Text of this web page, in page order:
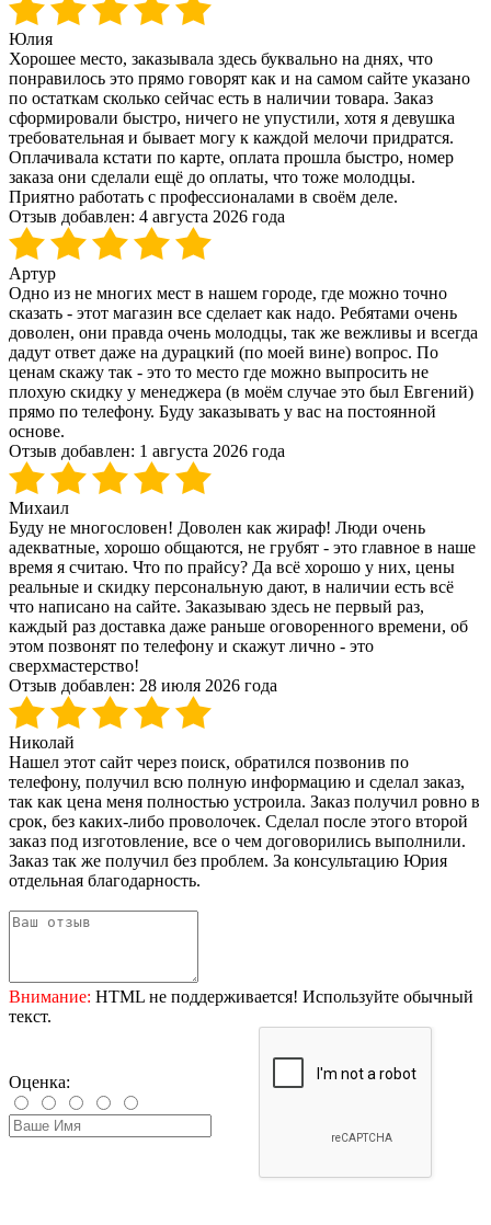
Юлия
Хорошее место, заказывала здесь буквально на днях, что
понравилось это прямо говорят как и на самом сайте указано
по остаткам сколько сейчас есть в наличии товара. Заказ
сформировали быстро, ничего не упустили, хотя я девушка
требовательная и бывает могу к каждой мелочи придратся.
Оплачивала кстати по карте, оплата прошла быстро, номер
заказа они сделали ещё до оплаты, что тоже молодцы.
Приятно работать с профессионалами в своём деле.
Отзыв добавлен: 4 августа 2026 года
Артур
Одно из не многих мест в нашем городе, где можно точно
сказать - этот магазин все сделает как надо. Ребятами очень
доволен, они правда очень молодцы, так же вежливы и всегда
дадут ответ даже на дурацкий (по моей вине) вопрос. По
ценам скажу так - это то место где можно выпросить не
плохую скидку у менеджера (в моём случае это был Евгений)
прямо по телефону. Буду заказывать у вас на постоянной
основе.
Отзыв добавлен: 1 августа 2026 года
Михаил
Буду не многословен! Доволен как жираф! Люди очень
адекватные, хорошо общаются, не грубят - это главное в наше
время я считаю. Что по прайсу? Да всё хорошо у них, цены
реальные и скидку персональную дают, в наличии есть всё
что написано на сайте. Заказываю здесь не первый раз,
каждый раз доставка даже раньше оговоренного времени, об
этом позвонят по телефону и скажут лично - это
сверхмастерство!
Отзыв добавлен: 28 июля 2026 года
Николай
Нашел этот сайт через поиск, обратился позвонив по
телефону, получил всю полную информацию и сделал заказ,
так как цена меня полностью устроила. Заказ получил ровно в
срок, без каких-либо проволочек. Сделал после этого второй
заказ под изготовление, все о чем договорились выполнили.
Заказ так же получил без проблем. За консультацию Юрия
отдельная благодарность.
Внимание: HTML не поддерживается! Используйте обычный
текст.
Оценка: